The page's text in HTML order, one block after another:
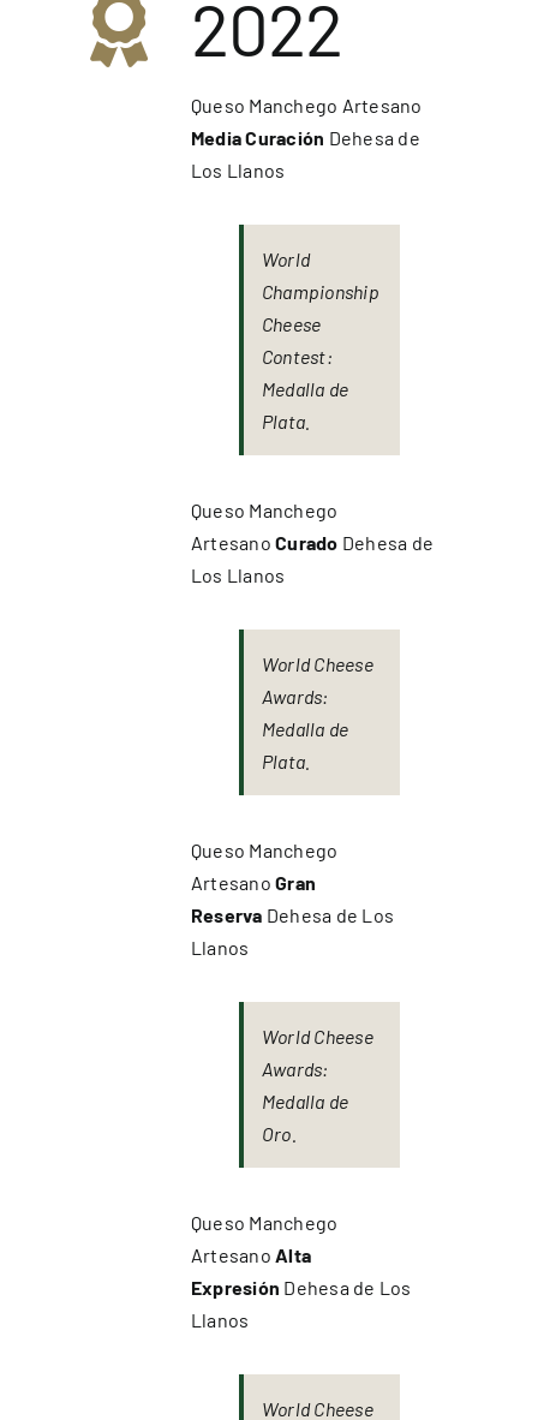
2022
Queso Manchego Artesano
Media Curación Dehesa de
Los Llanos
World
Championship
Cheese
Contest:
Medalla de
Plata.
Queso Manchego
ArtesanoCurado Dehesa de
Los Llanos
World Cheese
Awards:
Medalla de
Plata.
Queso Manchego
ArtesanoGran
Reserva Dehesa de Los
Llanos
World Cheese
Awards:
Medalla de
Oro.
Queso Manchego
ArtesanoAlta
Expresión Dehesa de Los
Llanos
World Cheese